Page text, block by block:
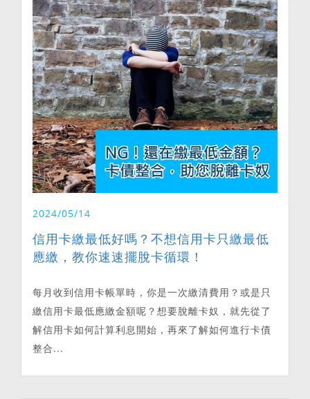
2024/05/14
信用卡繳最低好嗎？不想信用卡只繳最低
應繳，教你速速擺脫卡循環！
每月收到信用卡帳單時，你是一次繳清費用？或是只
繳信用卡最低應繳金額呢？想要脫離卡奴，就先從了
解信用卡如何計算利息開始，再來了解如何進行卡債
整合...